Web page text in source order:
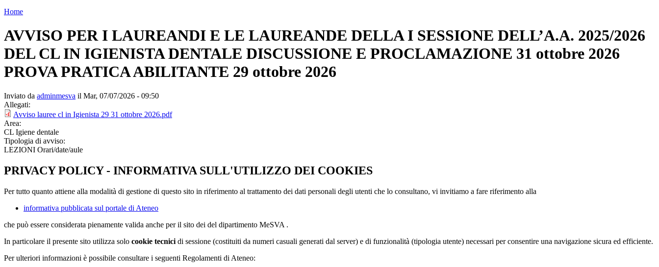
Home
AVVISO PER I LAUREANDI E LE LAUREANDE DELLA I SESSIONE DELL’A.A. 2025/2026
DEL CL IN IGIENISTA DENTALE DISCUSSIONE E PROCLAMAZIONE 31 ottobre 2026
PROVA PRATICA ABILITANTE 29 ottobre 2026
Inviato da adminmesva il Mar, 07/07/2026 - 09:50
Allegati:
Avviso lauree cl in Igienista 29 31 ottobre 2026.pdf
Area:
CL Igiene dentale
Tipologia di avviso:
LEZIONI Orari/date/aule
PRIVACY POLICY - INFORMATIVA SULL'UTILIZZO DEI COOKIES
Per tutto quanto attiene alla modalità di gestione di questo sito in riferimento al trattamento dei dati personali degli utenti che lo consultano, vi invitiamo a fare riferimento alla
informativa pubblicata sul portale di Ateneo
che può essere considerata pienamente valida anche per il sito dei del dipartimento MeSVA .
In particolare il presente sito utilizza solo cookie tecnici di sessione (costituiti da numeri casuali generati dal server) e di funzionalità (tipologia utente) necessari per consentire una navigazione sicura ed efficiente.
Per ulteriori informazioni è possibile consultare i seguenti Regolamenti di Ateneo: